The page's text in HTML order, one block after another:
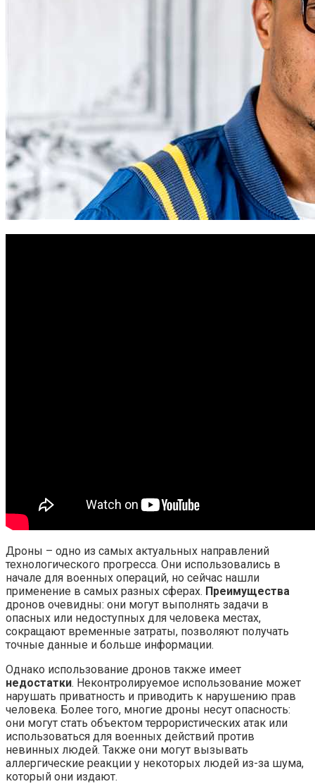
Дроны – одно из самых актуальных направлений
технологического прогресса. Они использовались в
начале для военных операций, но сейчас нашли
применение в самых разных сферах. Преимущества
дронов очевидны: они могут выполнять задачи в
опасных или недоступных для человека местах,
сокращают временные затраты, позволяют получать
точные данные и больше информации.
Однако использование дронов также имеет
недостатки. Неконтролируемое использование может
нарушать приватность и приводить к нарушению прав
человека. Более того, многие дроны несут опасность:
они могут стать объектом террористических атак или
использоваться для военных действий против
невинных людей. Также они могут вызывать
аллергические реакции у некоторых людей из-за шума,
который они издают.